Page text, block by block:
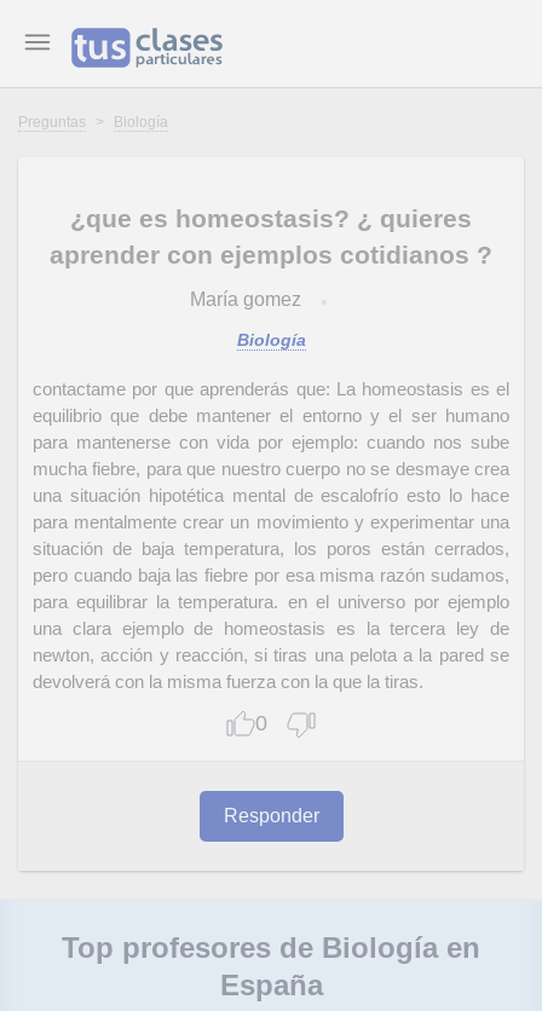
Preguntas > Biología
¿que es homeostasis? ¿ quieres
aprender con ejemplos cotidianos ?
María gomez
Biología
contactame por que aprenderás que: La homeostasis es el
equilibrio que debe mantener el entorno y el ser humano
para mantenerse con vida por ejemplo: cuando nos sube
mucha fiebre, para que nuestro cuerpo no se desmaye crea
una situación hipotética mental de escalofrío esto lo hace
para mentalmente crear un movimiento y experimentar una
situación de baja temperatura, los poros están cerrados,
pero cuando baja las fiebre por esa misma razón sudamos,
para equilibrar la temperatura. en el universo por ejemplo
una clara ejemplo de homeostasis es la tercera ley de
newton, acción y reacción, si tiras una pelota a la pared se
devolverá con la misma fuerza con la que la tiras.
0
Responder
Top profesores de Biología en
España